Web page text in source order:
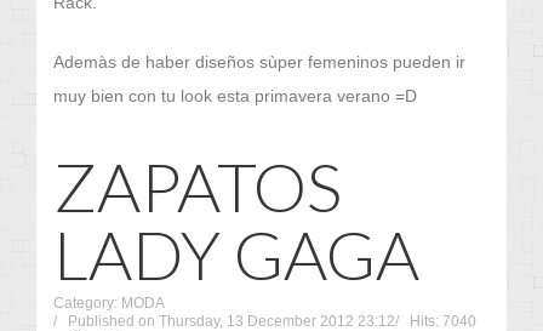
Ademàs de haber diseños sùper femeninos pueden ir
muy bien con tu look esta primavera verano =D
ZAPATOS
LADY GAGA
Category: MODA
Published on Thursday, 13 December 2012 23:12
Hits: 7040